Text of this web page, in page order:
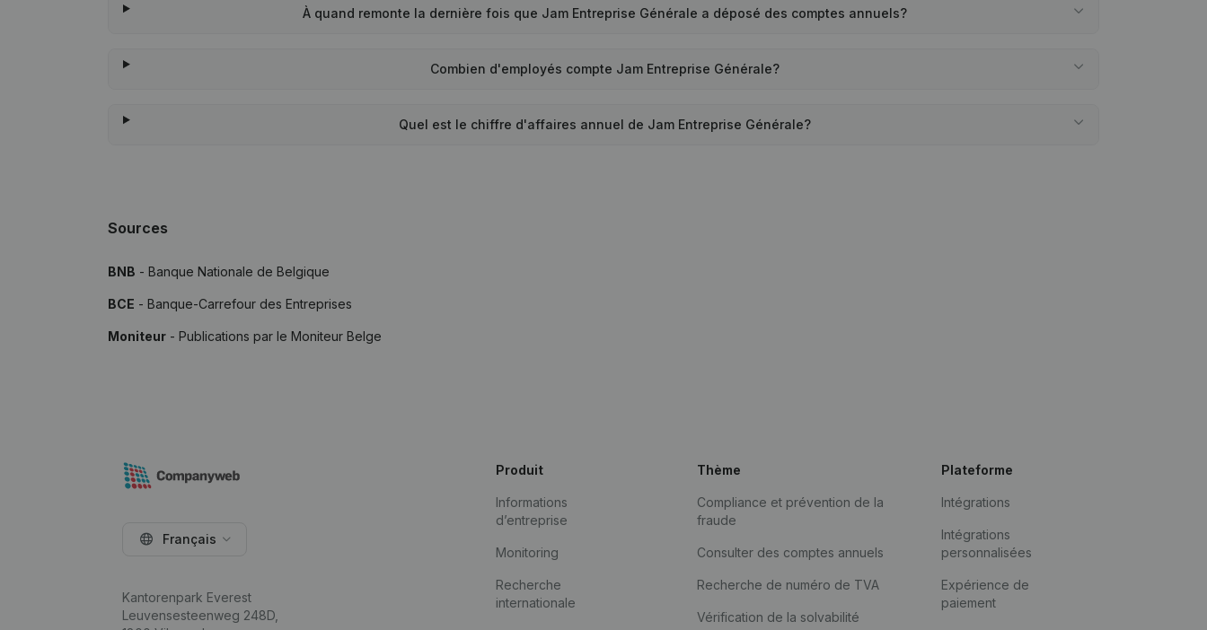
À quand remonte la dernière fois que Jam Entreprise Générale a déposé des comptes annuels?
Combien d'employés compte Jam Entreprise Générale?
Quel est le chiffre d'affaires annuel de Jam Entreprise Générale?
Sources
BNB - Banque Nationale de Belgique
BCE - Banque-Carrefour des Entreprises
Moniteur - Publications par le Moniteur Belge
Français
Kantorenpark Everest
Leuvensesteenweg 248D,
Produit
Informations
d’entreprise
Monitoring
Recherche
internationale
Thème
Compliance et prévention de la
fraude
Consulter des comptes annuels
Recherche de numéro de TVA
Vérification de la solvabilité
Plateforme
Intégrations
Intégrations
personnalisées
Expérience de
paiement